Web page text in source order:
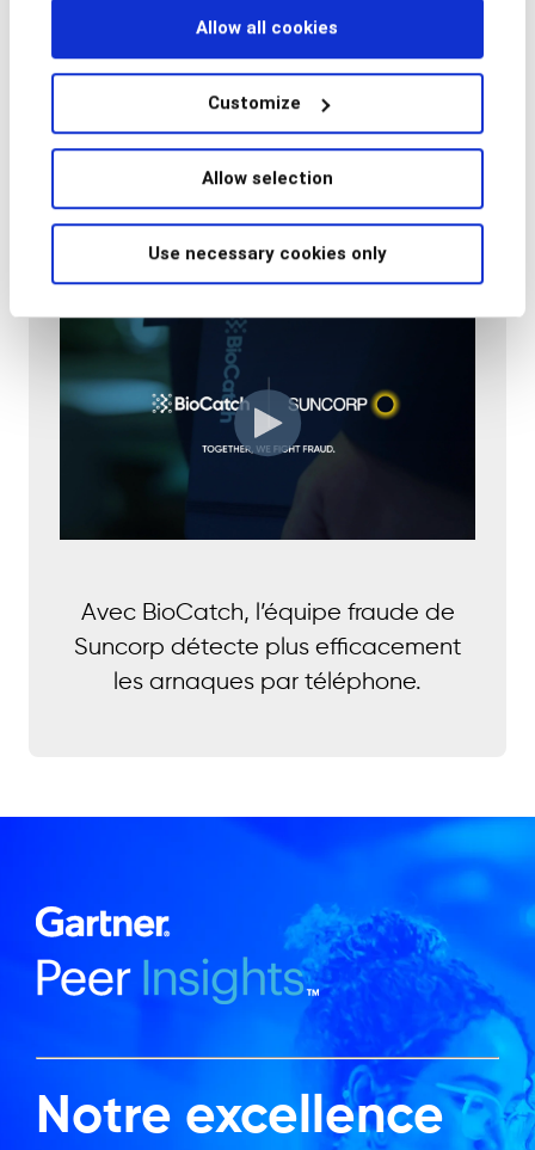
Allow all cookies
Customize
Allow selection
Use necessary cookies only
BioCatch permet à Banorte d’offrir
24h/24 et 7j/7.
Avec BioCatch, l’équipe fraude de
Suncorp détecte plus efficacement
les arnaques par téléphone.
Notre excellence